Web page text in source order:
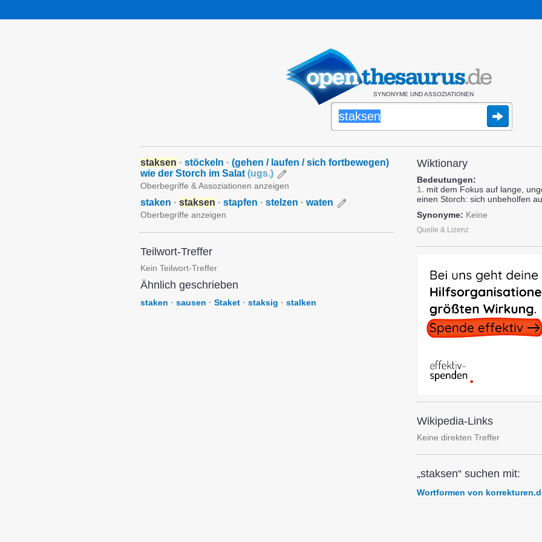
SYNONYME UND ASSOZIATIONEN
staksen · stöckeln · (gehen / laufen / sich fortbewegen)
wie der Storch im Salat (ugs.)
Oberbegriffe & Assoziationen anzeigen
staken · staksen · stapfen · stelzen · waten
Oberbegriffe anzeigen
Teilwort-Treffer
Kein Teilwort-Treffer
Ähnlich geschrieben
staken · sausen · Staket · staksig · stalken
Wiktionary
Bedeutungen:
1. mit dem Fokus auf lange,
einen Storch: sich unbeholfen
Synonyme: Keine
Quelle & Lizenz
Wikipedia-Links
Keine direkten Treffer
„staksen“ suchen mit:
Wortformen von